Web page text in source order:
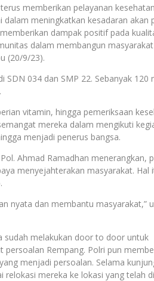
memberikan pelayanan
meningkatkan kesadaran akan
dampak positif pada
dalam membangun
(20/9/23).
034 dan SMP 22. Sebanyak 120
vitamin, hingga pemeriksaan
mereka dalam mengikuti
menjadi penerus bangsa.
Ahmad Ramadhan menerangkan,
menyejahterakan masyarakat. Hal
nyata dan membantu masyarakat,”
sudah melakukan door to door untuk
Rempang. Polri pun
menjadi persoalan. Selama
mereka ke lokasi yang telah